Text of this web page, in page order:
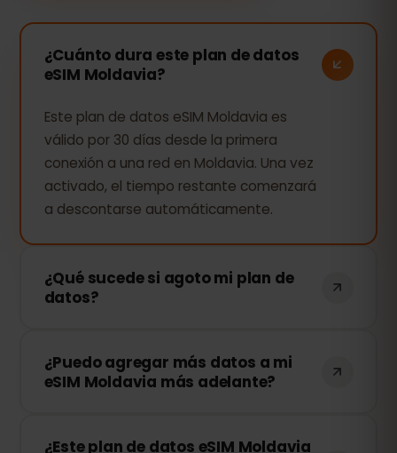
¿Cuánto dura este plan de datos
eSIM Moldavia?
Este plan de datos eSIM Moldavia es
válido por 30 días desde la primera
conexión a una red en Moldavia. Una vez
activado, el tiempo restante comenzará
a descontarse automáticamente.
¿Qué sucede si agoto mi plan de
datos?
conexión se detendrá. Puedes recargar
tu eSIM fácilmente desde tu panel de
¿Puedo agregar más datos a mi
eSIM Moldavia más adelante?
cualquier momento sin necesidad de
¿Este plan de datos eSIM Moldavia